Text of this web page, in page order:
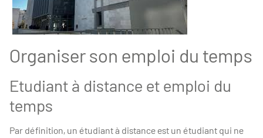
Organiser son emploi du temps
Etudiant à distance et emploi du
temps
Par définition, un étudiant à distance est un étudiant qui ne